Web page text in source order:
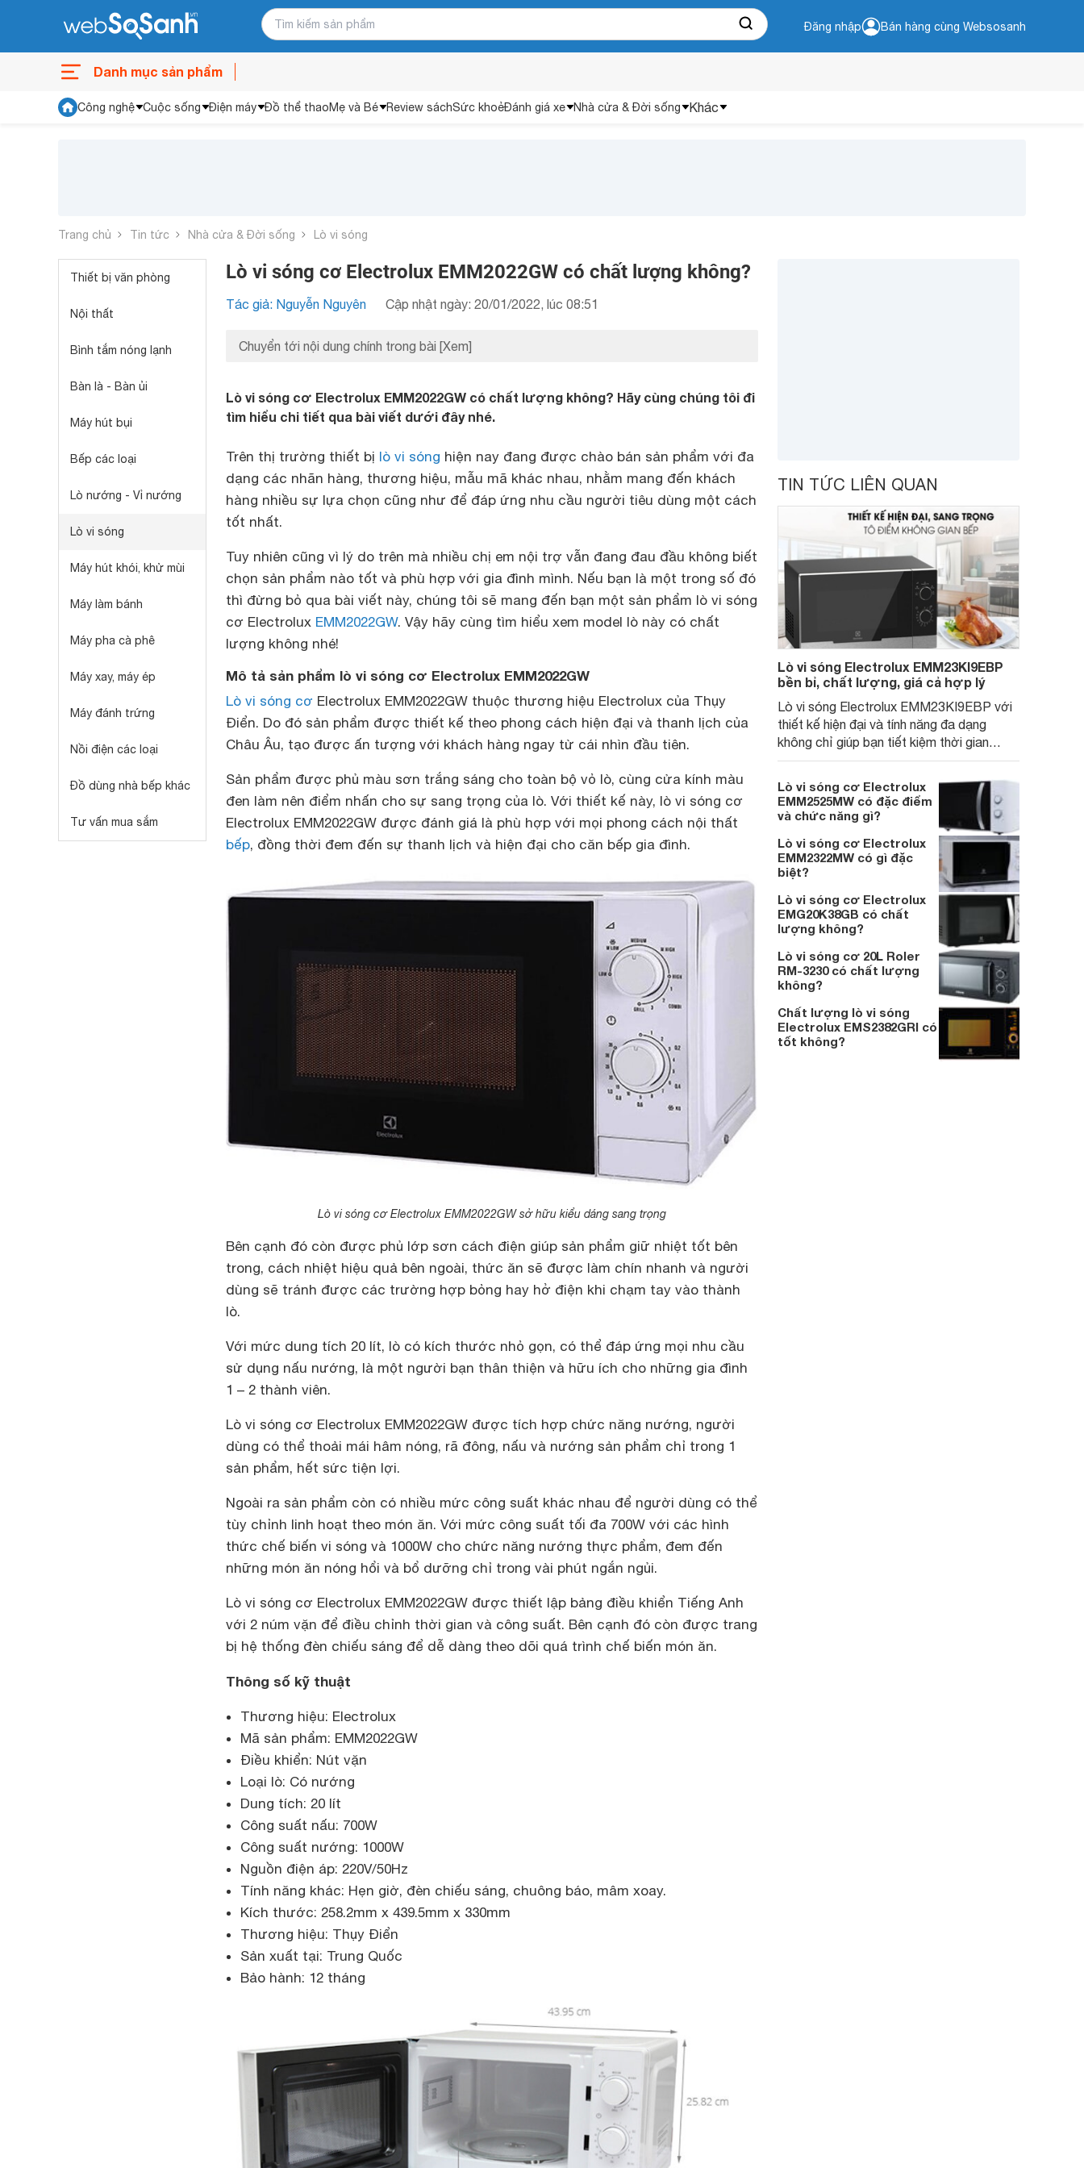
Đăng nhập Bán hàng cùng Websosanh
Danh mục sản phẩm
Công nghệ Cuộc sống Điện máy Đồ thể thaoMẹ và Bé Review sáchSức khoẻĐánh giá xe Nhà cửa & Đời sống Khác
Trang chủ Tin tức Nhà cửa & Đời sống Lò vi sóng
Thiết bị văn phòng
Nội thất
Bình tắm nóng lạnh
Bàn là - Bàn ủi
Máy hút bụi
Bếp các loại
Lò nướng - Vỉ nướng
Lò vi sóng
Máy hút khói, khử mùi
Máy làm bánh
Máy pha cà phê
Máy xay, máy ép
Máy đánh trứng
Nồi điện các loại
Đồ dùng nhà bếp khác
Tư vấn mua sắm
Lò vi sóng cơ Electrolux EMM2022GW có chất lượng không?
Tác giả: Nguyễn Nguyên Cập nhật ngày: 20/01/2022, lúc 08:51
Chuyển tới nội dung chính trong bài [Xem]
Lò vi sóng cơ Electrolux EMM2022GW có chất lượng không? Hãy cùng chúng tôi đi
tìm hiểu chi tiết qua bài viết dưới đây nhé.
Trên thị trường thiết bị lò vi sóng hiện nay đang được chào bán sản phẩm với đa
dạng các nhãn hàng, thương hiệu, mẫu mã khác nhau, nhằm mang đến khách
hàng nhiều sự lựa chọn cũng như để đáp ứng nhu cầu người tiêu dùng một cách
tốt nhất.
Tuy nhiên cũng vì lý do trên mà nhiều chị em nội trợ vẫn đang đau đầu không biết
chọn sản phẩm nào tốt và phù hợp với gia đình mình. Nếu bạn là một trong số đó
thì đừng bỏ qua bài viết này, chúng tôi sẽ mang đến bạn một sản phẩm lò vi sóng
cơ Electrolux EMM2022GW. Vậy hãy cùng tìm hiểu xem model lò này có chất
lượng không nhé!
Mô tả sản phẩm lò vi sóng cơ Electrolux EMM2022GW
Lò vi sóng cơ Electrolux EMM2022GW thuộc thương hiệu Electrolux của Thụy
Điển. Do đó sản phẩm được thiết kế theo phong cách hiện đại và thanh lịch của
Châu Âu, tạo được ấn tượng với khách hàng ngay từ cái nhìn đầu tiên.
Sản phẩm được phủ màu sơn trắng sáng cho toàn bộ vỏ lò, cùng cửa kính màu
đen làm nên điểm nhấn cho sự sang trọng của lò. Với thiết kế này, lò vi sóng cơ
Electrolux EMM2022GW được đánh giá là phù hợp với mọi phong cách nội thất
bếp, đồng thời đem đến sự thanh lịch và hiện đại cho căn bếp gia đình.
Lò vi sóng cơ Electrolux EMM2022GW sở hữu kiểu dáng sang trọng
Bên cạnh đó còn được phủ lớp sơn cách điện giúp sản phẩm giữ nhiệt tốt bên
trong, cách nhiệt hiệu quả bên ngoài, thức ăn sẽ được làm chín nhanh và người
dùng sẽ tránh được các trường hợp bỏng hay hở điện khi chạm tay vào thành
lò.
Với mức dung tích 20 lít, lò có kích thước nhỏ gọn, có thể đáp ứng mọi nhu cầu
sử dụng nấu nướng, là một người bạn thân thiện và hữu ích cho những gia đình
1 – 2 thành viên.
Lò vi sóng cơ Electrolux EMM2022GW được tích hợp chức năng nướng, người
dùng có thể thoải mái hâm nóng, rã đông, nấu và nướng sản phẩm chỉ trong 1
sản phẩm, hết sức tiện lợi.
Ngoài ra sản phẩm còn có nhiều mức công suất khác nhau để người dùng có thể
tùy chỉnh linh hoạt theo món ăn. Với mức công suất tối đa 700W với các hình
thức chế biến vi sóng và 1000W cho chức năng nướng thực phẩm, đem đến
những món ăn nóng hổi và bổ dưỡng chỉ trong vài phút ngắn ngủi.
Lò vi sóng cơ Electrolux EMM2022GW được thiết lập bảng điều khiển Tiếng Anh
với 2 núm vặn để điều chỉnh thời gian và công suất. Bên cạnh đó còn được trang
bị hệ thống đèn chiếu sáng để dễ dàng theo dõi quá trình chế biến món ăn.
Thông số kỹ thuật
Thương hiệu: Electrolux
Mã sản phẩm: EMM2022GW
Điều khiển: Nút vặn
Loại lò: Có nướng
Dung tích: 20 lít
Công suất nấu: 700W
Công suất nướng: 1000W
Nguồn điện áp: 220V/50Hz
Tính năng khác: Hẹn giờ, đèn chiếu sáng, chuông báo, mâm xoay.
Kích thước: 258.2mm x 439.5mm x 330mm
Thương hiệu: Thụy Điển
Sản xuất tại: Trung Quốc
Bảo hành: 12 tháng
TIN TỨC LIÊN QUAN
Lò vi sóng Electrolux EMM23KI9EBP
bền bỉ, chất lượng, giá cả hợp lý
Lò vi sóng Electrolux EMM23KI9EBP với
thiết kế hiện đại và tính năng đa dạng
không chỉ giúp bạn tiết kiệm thời gian
trong việc nấu nướng mà còn đảm bảo
thực phẩm luôn thơm ngon và giữ trọn giá
trị dinh dưỡng. Cùng Websosanh.vn đi tìm
hiểu chi tiết về dòng sản phẩm này nhé.
Lò vi sóng cơ Electrolux
EMM2525MW có đặc điểm
và chức năng gì?
Lò vi sóng cơ Electrolux
EMM2322MW có gì đặc
biệt?
Lò vi sóng cơ Electrolux
EMG20K38GB có chất
lượng không?
Lò vi sóng cơ 20L Roler
RM-3230 có chất lượng
không?
Chất lượng lò vi sóng
Electrolux EMS2382GRI có
tốt không?